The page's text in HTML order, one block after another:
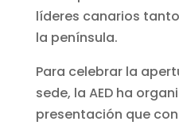
líderes canarios
la península.
Para celebrar la
sede, la AED ha
presentación que